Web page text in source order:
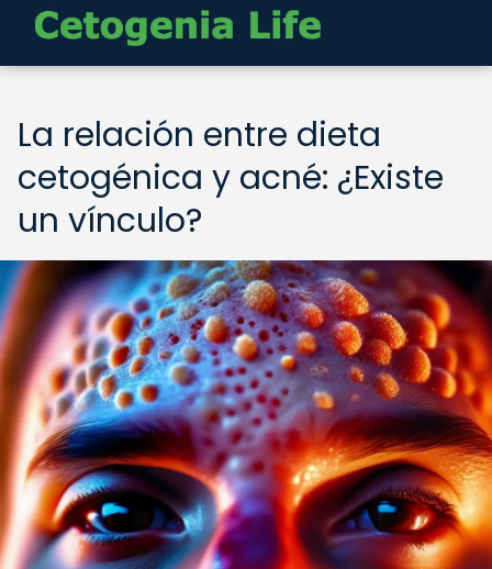
La relación entre dieta
cetogénica y acné: ¿Existe
un vínculo?